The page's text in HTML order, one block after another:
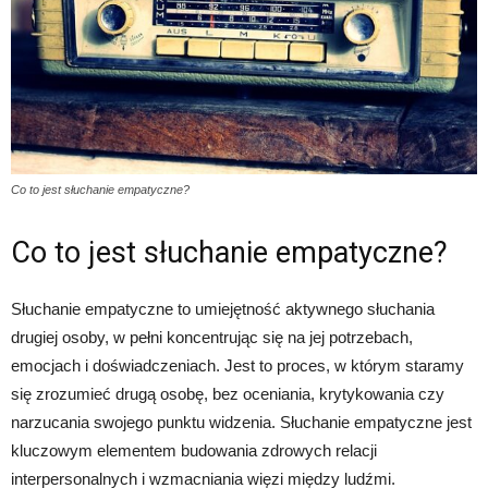
Co to jest słuchanie empatyczne?
Co to jest słuchanie empatyczne?
Słuchanie empatyczne to umiejętność aktywnego słuchania
drugiej osoby, w pełni koncentrując się na jej potrzebach,
emocjach i doświadczeniach. Jest to proces, w którym staramy
się zrozumieć drugą osobę, bez oceniania, krytykowania czy
narzucania swojego punktu widzenia. Słuchanie empatyczne jest
kluczowym elementem budowania zdrowych relacji
interpersonalnych i wzmacniania więzi między ludźmi.